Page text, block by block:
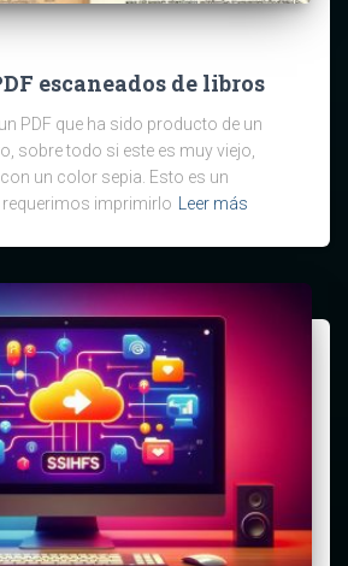
escaneados de libros
PDF que ha sido producto de un
sobre todo si este es muy viejo,
un color sepia. Esto es un
imprimirlo
Leer más